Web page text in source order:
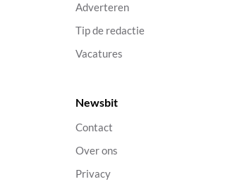
Adverteren
Tip de redactie
Vacatures
Newsbit
Contact
Over ons
Privacy